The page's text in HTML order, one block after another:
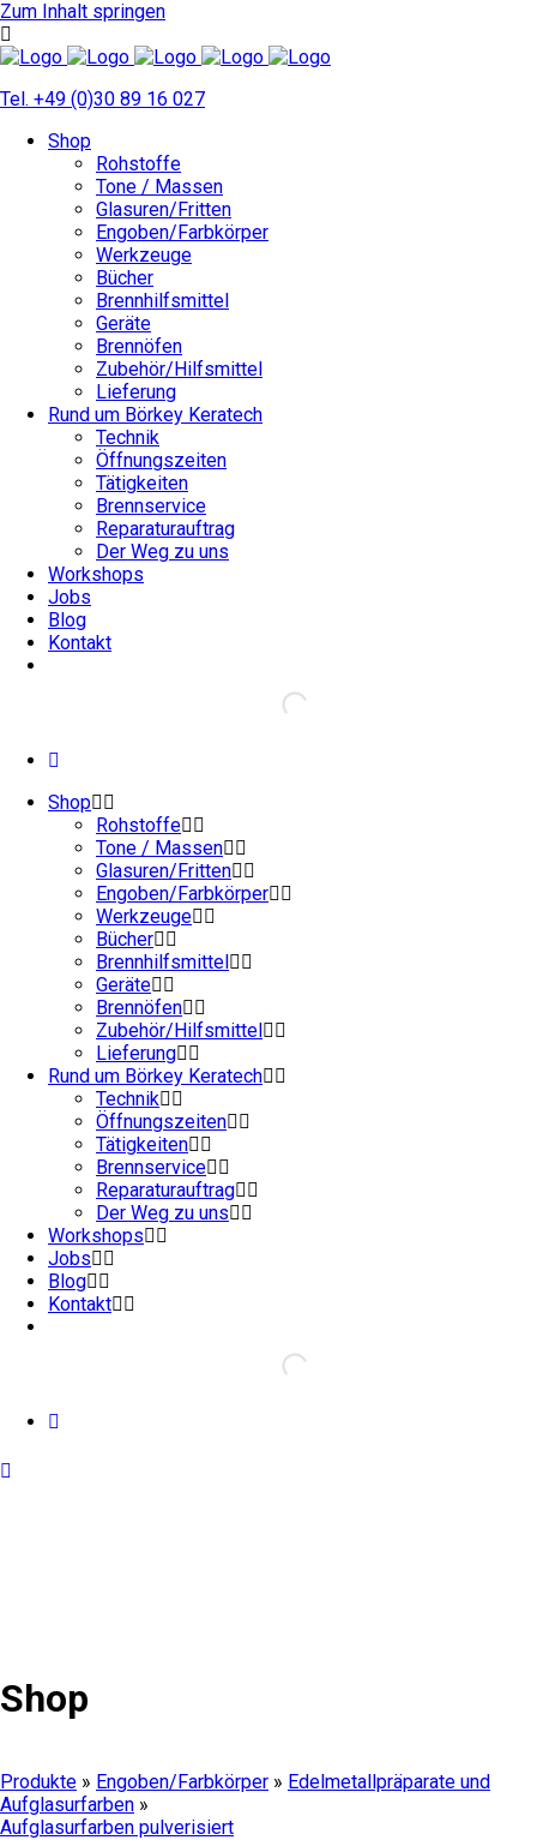
Zum Inhalt springen
Tel. +49 (0)30 89 16 027
Shop
Rohstoffe
Tone / Massen
Glasuren/Fritten
Engoben/Farbkörper
Werkzeuge
Bücher
Brennhilfsmittel
Geräte
Brennöfen
Zubehör/Hilfsmittel
Lieferung
Rund um Börkey Keratech
Technik
Öffnungszeiten
Tätigkeiten
Brennservice
Reparaturauftrag
Der Weg zu uns
Workshops
Jobs
Blog
Kontakt
Shop
Rohstoffe
Tone / Massen
Glasuren/Fritten
Engoben/Farbkörper
Werkzeuge
Bücher
Brennhilfsmittel
Geräte
Brennöfen
Zubehör/Hilfsmittel
Lieferung
Rund um Börkey Keratech
Technik
Öffnungszeiten
Tätigkeiten
Brennservice
Reparaturauftrag
Der Weg zu uns
Workshops
Jobs
Blog
Kontakt
Shop
Produkte » Engoben/Farbkörper » Edelmetallpräparate und
Aufglasurfarben »
Aufglasurfarben pulverisiert